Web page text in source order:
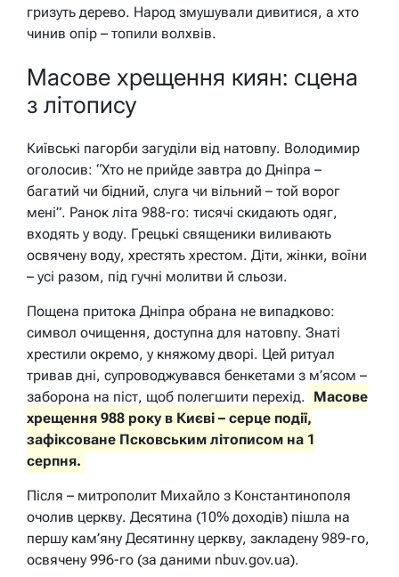
гризуть дерево. Народ змушували дивитися, а хто
чинив опір – топили волхвів.
Масове хрещення киян: сцена
з літопису
Київські пагорби загуділи від натовпу. Володимир
оголосив: “Хто не прийде завтра до Дніпра –
багатий чи бідний, слуга чи вільний – той ворог
мені”. Ранок літа 988-го: тисячі скидають одяг,
входять у воду. Грецькі священики виливають
освячену воду, хрестять хрестом. Діти, жінки, воїни
– усі разом, під гучні молитви й сльози.
Пощена притока Дніпра обрана не випадково:
символ очищення, доступна для натовпу. Знаті
хрестили окремо, у княжому дворі. Цей ритуал
тривав дні, супроводжувався бенкетами з м’ясом –
заборона на піст, щоб полегшити перехід. Масове
хрещення 988 року в Києві – серце події,
зафіксоване Псковським літописом на 1
серпня.
Після – митрополит Михайло з Константинополя
очолив церкву. Десятина (10% доходів) пішла на
першу кам’яну Десятинну церкву, закладену 989-го,
освячену 996-го (за даними nbuv.gov.ua).